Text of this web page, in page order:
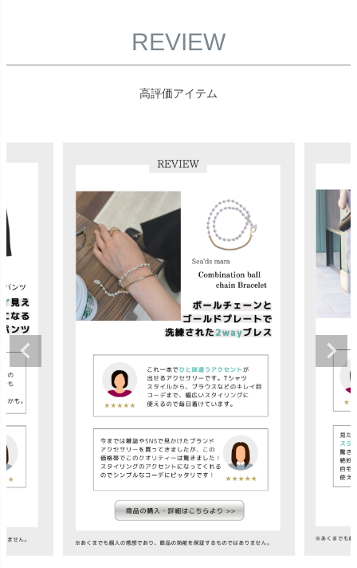
REVIEW
高評価アイテム